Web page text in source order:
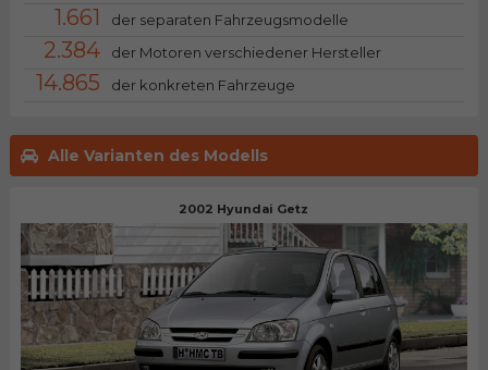
Alle Varianten des Modells
2002 Hyundai Getz
1.661 der separaten Fahrzeugsmodelle
2.384 der Motoren verschiedener Hersteller
14.865 der konkreten Fahrzeuge